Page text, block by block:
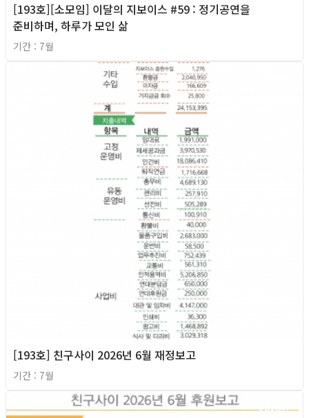
[193호][소모임] 이달의 지보이스 #59 : 정기공연을
준비하며, 하루가 모인 삶
기간 : 7월
[193호] 친구사이 2026년 6월 재정보고
기간 : 7월
2026년